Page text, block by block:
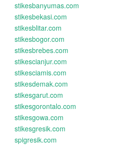
stikesbanyumas.com
stikesbekasi.com
stikesblitar.com
stikesbogor.com
stikesbrebes.com
stikescianjur.com
stikesciamis.com
stikesdemak.com
stikesgarut.com
stikesgorontalo.com
stikesgowa.com
stikesgresik.com
spigresik.com